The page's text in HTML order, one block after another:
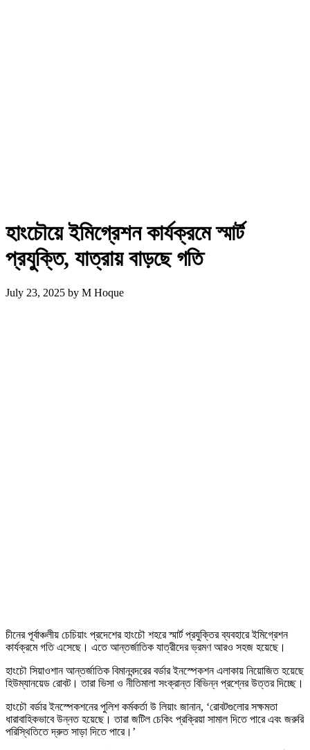
হাংচৌয়ে ইমিগ্রেশন কার্যক্রমে স্মার্ট
প্রযুক্তি, যাত্রায় বাড়ছে গতি
July 23, 2025 by M Hoque
চীনের পূর্বাঞ্চলীয় চেচিয়াং প্রদেশের হাংচৌ শহরে স্মার্ট প্রযুক্তির ব্যবহারে ইমিগ্রেশন
কার্যক্রমে গতি এসেছে। এতে আন্তর্জাতিক যাত্রীদের ভ্রমণ আরও সহজ হয়েছে।
হাংচৌ সিয়াওশান আন্তর্জাতিক বিমানবন্দরের বর্ডার ইনস্পেকশন এলাকায় নিয়োজিত হয়েছে
হিউম্যানয়েড রোবট। তারা ভিসা ও নীতিমালা সংক্রান্ত বিভিন্ন প্রশ্নের উত্তর দিচ্ছে।
হাংচৌ বর্ডার ইনস্পেকশনের পুলিশ কর্মকর্তা উ লিয়াং জানান, ‘রোবটগুলোর সক্ষমতা
ধারাবাহিকভাবে উন্নত হয়েছে। তারা জটিল চেকিং প্রক্রিয়া সামাল দিতে পারে এবং জরুরি
পরিস্থিতিতে দ্রুত সাড়া দিতে পারে।’